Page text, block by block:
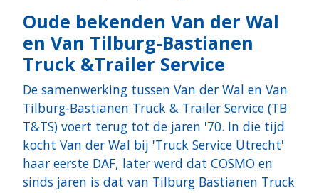
Oude bekenden Van der Wal
en Van Tilburg-Bastianen
Truck &Trailer Service
De samenwerking tussen Van der Wal en Van
Tilburg-Bastianen Truck & Trailer Service (TB
T&TS) voert terug tot de jaren '70. In die tijd
kocht Van der Wal bij 'Truck Service Utrecht'
haar eerste DAF, later werd dat COSMO en
sinds jaren is dat van Tilburg Bastianen Truck